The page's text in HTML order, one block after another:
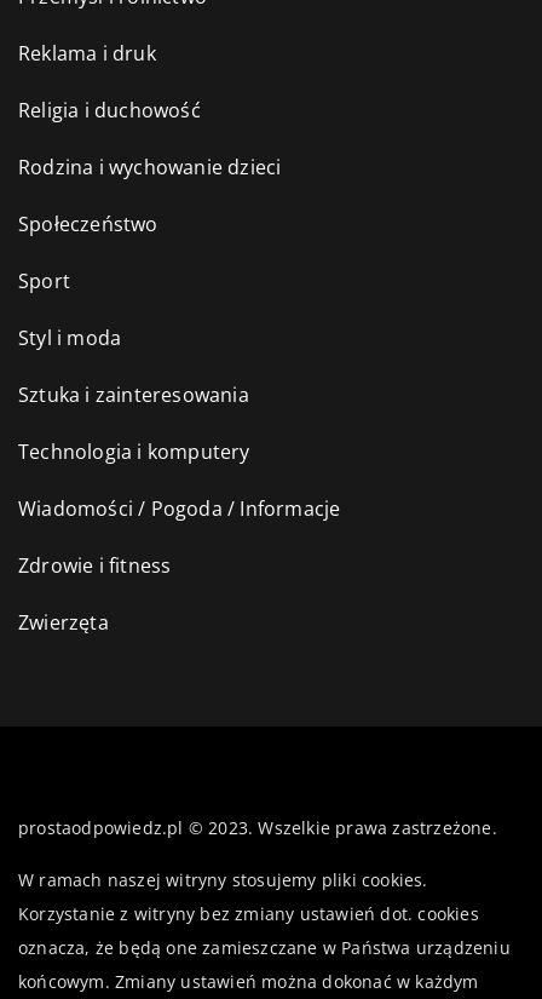
Reklama i druk
Religia i duchowość
Rodzina i wychowanie dzieci
Społeczeństwo
Sport
Styl i moda
Sztuka i zainteresowania
Technologia i komputery
Wiadomości / Pogoda / Informacje
Zdrowie i fitness
Zwierzęta
prostaodpowiedz.pl © 2023. Wszelkie prawa zastrzeżone.
W ramach naszej witryny stosujemy pliki cookies.
Korzystanie z witryny bez zmiany ustawień dot. cookies
oznacza, że będą one zamieszczane w Państwa urządzeniu
końcowym. Zmiany ustawień można dokonać w każdym